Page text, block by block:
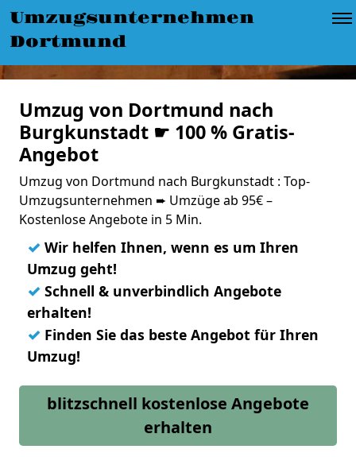
Umzugsunternehmen
Dortmund
Umzug von Dortmund nach
Burgkunstadt ☛ 100 % Gratis-
Angebot
Umzug von Dortmund nach Burgkunstadt : Top-
Umzugsunternehmen ➨ Umzüge ab 95€ –
Kostenlose Angebote in 5 Min.
✓ Wir helfen Ihnen, wenn es um Ihren
Umzug geht!
✓ Schnell & unverbindlich Angebote
erhalten!
✓ Finden Sie das beste Angebot für Ihren
Umzug!
blitzschnell kostenlose Angebote
erhalten